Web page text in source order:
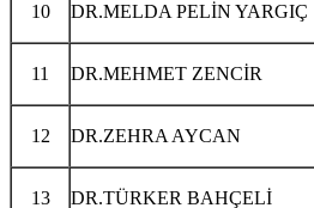
10 DR.MELDA PELİN YARGIÇ
11 DR.MEHMET ZENCİR
12 DR.ZEHRA AYCAN
13 DR.TÜRKER BAHÇELİ